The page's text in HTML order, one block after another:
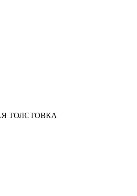
ТОЛСТОВКА